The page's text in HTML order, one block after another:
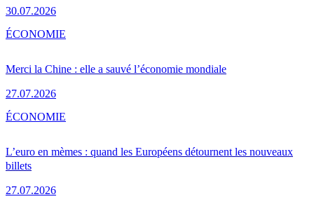
30.07.2026
Merci la Chine : elle a sauvé l’économie mondiale
27.07.2026
ÉCONOMIE
L’euro en mèmes : quand les Européens détournent les nouveaux
billets
27.07.2026
ÉCONOMIE